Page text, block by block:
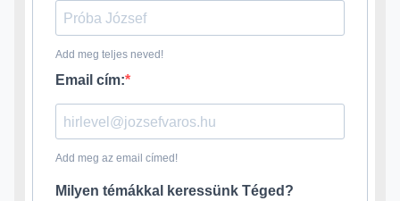
Add meg teljes neved!
Email cím:
Add meg az email címed!
Milyen témákkal keressünk Téged?